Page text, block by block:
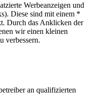
Werbeanzeigen und
Diese sind mit einem *
Durch das Anklicken der
wir einen kleinen
verbessern.
an qualifizierten